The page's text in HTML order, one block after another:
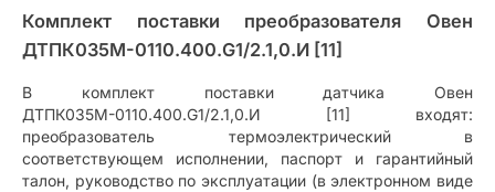
Комплект поставки преобразователя Овен
ДТПК035М-0110.400.G1/2.1,0.И [11]
В комплект поставки датчика Овен
ДТПК035М-0110.400.G1/2.1,0.И [11] входят:
преобразователь термоэлектрический в
соответствующем исполнении, паспорт и гарантийный
талон, руководство по эксплуатации (в электронном виде